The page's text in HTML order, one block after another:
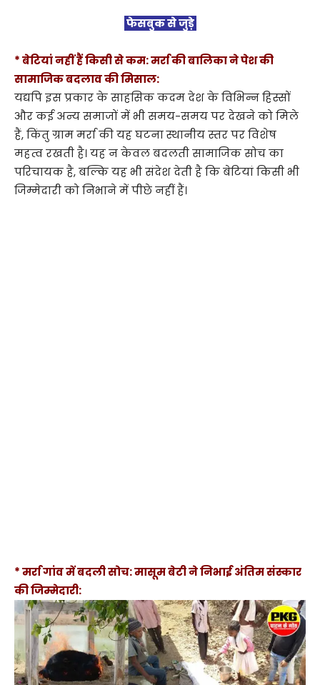
फेसबुक से जुड़े
* बेटियां नहीं हैं किसी से कम: मर्रा की बालिका ने पेश की
सामाजिक बदलाव की मिसाल:
यद्यपि इस प्रकार के साहसिक कदम देश के विभिन्न हिस्सों
और कई अन्य समाजों में भी समय-समय पर देखने को मिले
हैं, किंतु ग्राम मर्रा की यह घटना स्थानीय स्तर पर विशेष
महत्व रखती है। यह न केवल बदलती सामाजिक सोच का
परिचायक है, बल्कि यह भी संदेश देती है कि बेटियां किसी भी
जिम्मेदारी को निभाने में पीछे नहीं हैं।
* मर्रा गांव में बदली सोच: मासूम बेटी ने निभाई अंतिम संस्कार
की जिम्मेदारी: